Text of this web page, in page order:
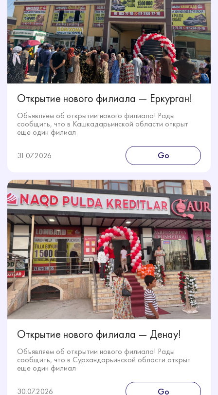
Открытие нового филиала — Еркурган!
Объявляем об открытии нового филиала! Рады
сообщить, что в Кашкадарьинской области открыт
еще один филиал
31.07.2026 Go
Открытие нового филиала — Денау!
Объявляем об открытии нового филиала! Рады
сообщить, что в Сурхандарьинской области открыт
еще один филиал
30.07.2026 Go